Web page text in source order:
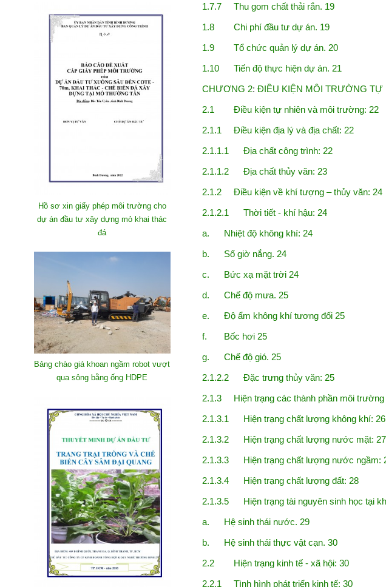
1.7.7 Thu gom chất thải rắn. 19
1.8 Chi phí đầu tư dự án. 19
1.9 Tổ chức quản lý dự án. 20
1.10 Tiến độ thực hiện dự án. 21
CHƯƠNG 2: ĐIỀU KIỆN MÔI TRƯỜNG TỰ
2.1 Điều kiện tự nhiên và môi trường: 22
2.1.1 Điều kiện địa lý và địa chất: 22
2.1.1.1 Địa chất công trình: 22
2.1.1.2 Địa chất thủy văn: 23
2.1.2 Điều kiện về khí tượng – thủy văn: 24
2.1.2.1 Thời tiết - khí hậu: 24
a. Nhiệt độ không khí: 24
b. Số giờ nắng. 24
c. Bức xạ mặt trời 24
d. Chế độ mưa. 25
e. Độ ẩm không khí tương đối 25
f. Bốc hơi 25
g. Chế độ gió. 25
2.1.2.2 Đặc trưng thủy văn: 25
2.1.3 Hiện trạng các thành phần môi trường
2.1.3.1 Hiện trạng chất lượng không khí: 26
2.1.3.2 Hiện trạng chất lượng nước mặt: 27
2.1.3.3 Hiện trạng chất lượng nước ngầm:
2.1.3.4 Hiện trạng chất lượng đất: 28
2.1.3.5 Hiện trạng tài nguyên sinh học tại
a. Hệ sinh thái nước. 29
b. Hệ sinh thái thực vật cạn. 30
2.2 Hiện trạng kinh tế - xã hội: 30
2.2.1 Tình hình phát triển kinh tế: 30
Hồ sơ xin giấy phép môi trường cho
dự án đầu tư xây dựng mỏ khai thác
đá
Bảng chào giá khoan ngầm robot vượt
qua sông bằng ống HDPE